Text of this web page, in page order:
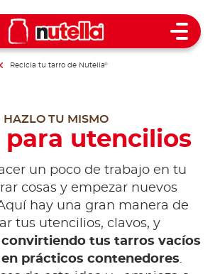
Open
Recicla tu tarro de Nutella®
HAZLO TU MISMO
para utencilios
un poco de trabajo en tu
cosas y empezar nuevos
hay una gran manera de
tus utencilios, clavos, y
convirtiendo tus tarros vacíos
prácticos contenedores.